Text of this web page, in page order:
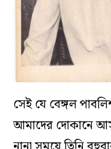
সেই যে বেঙ্গল
আমাদের দোকানে